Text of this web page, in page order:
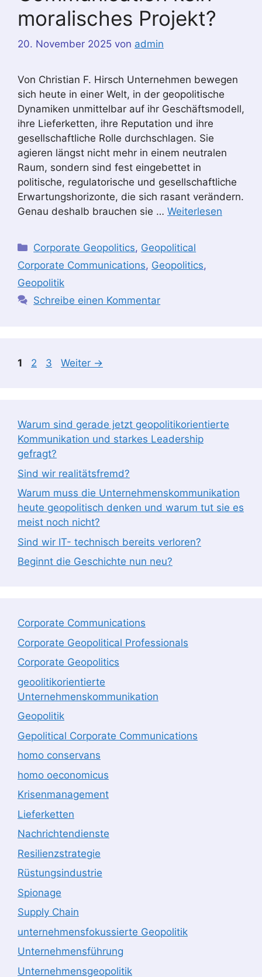
moralisches Projekt?
20. November 2025 von admin
Von Christian F. Hirsch Unternehmen bewegen
sich heute in einer Welt, in der geopolitische
Dynamiken unmittelbar auf ihr Geschäftsmodell,
ihre Lieferketten, ihre Reputation und ihre
gesellschaftliche Rolle durchschlagen. Sie
agieren längst nicht mehr in einem neutralen
Raum, sondern sind fest eingebettet in
politische, regulatorische und gesellschaftliche
Erwartungshorizonte, die sich rasant verändern.
Genau deshalb brauchen sie … Weiterlesen
Kategorien
Corporate Geopolitics, Geopolitical
Corporate Communications, Geopolitics,
Geopolitik
Schreibe einen Kommentar
Seite
1 Seite
2 Seite
3 Weiter →
Warum sind gerade jetzt geopolitikorientierte
Kommunikation und starkes Leadership
gefragt?
Sind wir realitätsfremd?
Warum muss die Unternehmenskommunikation
heute geopolitisch denken und warum tut sie es
meist noch nicht?
Sind wir IT- technisch bereits verloren?
Beginnt die Geschichte nun neu?
Corporate Communications
Corporate Geopolitical Professionals
Corporate Geopolitics
geoolitikorientierte
Unternehmenskommunikation
Geopolitik
Gepolitical Corporate Communications
homo conservans
homo oeconomicus
Krisenmanagement
Lieferketten
Nachrichtendienste
Resilienzstrategie
Rüstungsindustrie
Spionage
Supply Chain
unternehmensfokussierte Geopolitik
Unternehmensführung
Unternehmensgeopolitik